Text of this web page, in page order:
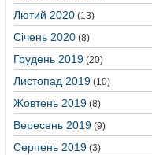
Лютий 2020 (13)
Січень 2020 (8)
Грудень 2019 (20)
Листопад 2019 (10)
Жовтень 2019 (8)
Вересень 2019 (9)
Серпень 2019 (3)